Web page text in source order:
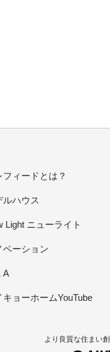
フィードとは？
ルハウス
Light ニューライト
ベーション
A
キョーホームYouTube
より良質な住まい